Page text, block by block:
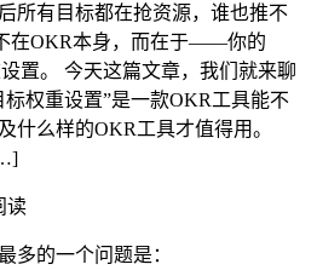
所有目标都在抢资源，谁也推不
在OKR本身，而在于——你的
置。 今天这篇文章，我们就来聊
权重设置”是一款OKR工具能不
什么样的OKR工具才值得用。
读
多的一个问题是：